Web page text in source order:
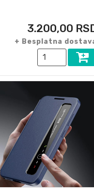
3.200,00
+ Besplatna